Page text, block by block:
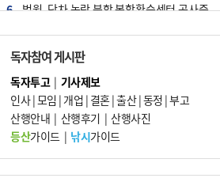
6
법원, 단차 논란 북항 복합환승센터 공사중
7
지역 상권도 말라죽을 판이라…가뭄 속 밀
양물축제 강행 논란
8
통영시민 추석 전 35만 원 받는다
9
부산 철강공장 50대 노동자 추락사
10 국힘 부산시당, ‘정이한 조력’ 시의원 윤리
위에…‘한동훈 지지’도 신고접수
독자참여 게시판
독자투고| 기사제보
인사|모임 | 개업 | 결혼|출산|동정 |부고
산행안내 | 산행후기 | 산행사진
등산가이드| 낚시가이드